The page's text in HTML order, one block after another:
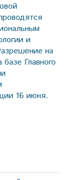
и
на
Главного
16 июня.